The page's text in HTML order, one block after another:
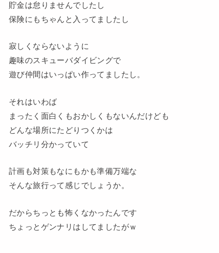
貯金は怠りませんでしたし
保険にもちゃんと入ってましたし
寂しくならないように
趣味のスキューバダイビングで
遊び仲間はいっぱい作ってましたし。
それはいわば
まったく面白くもおかしくもないんだけども
どんな場所にたどりつくかは
バッチリ分かっていて
計画も対策もなにもかも準備万端な
そんな旅行って感じでしょうか。
だからちっとも怖くなかったんです
ちょっとゲンナリはしてましたがｗ